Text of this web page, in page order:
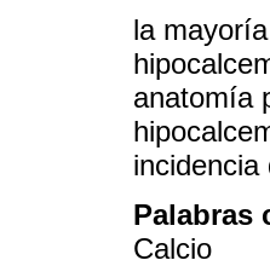
la
anatomía
incidencia
Palabras
Calcio